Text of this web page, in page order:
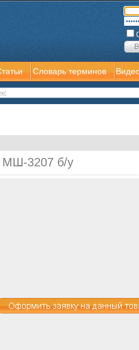
МШ-3207 б/у
Словарь терминов